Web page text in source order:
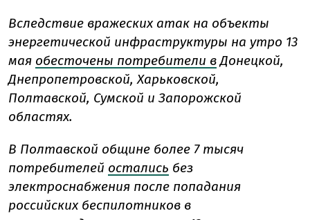
Вследствие вражеских атак на объекты
энергетической инфраструктуры на утро 13
мая обесточены потребители в Донецкой,
Днепропетровской, Харьковской,
Полтавской, Сумской и Запорожской
областях.
В Полтавской общине более 7 тысяч
потребителей остались без
электроснабжения после попадания
российских беспилотников в